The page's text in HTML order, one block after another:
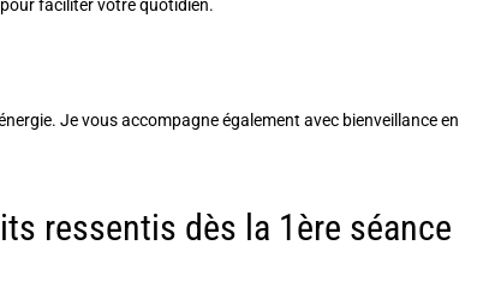
faciliter votre quotidien.
Je vous accompagne également avec bienveillance en
ressentis dès la 1ère séance